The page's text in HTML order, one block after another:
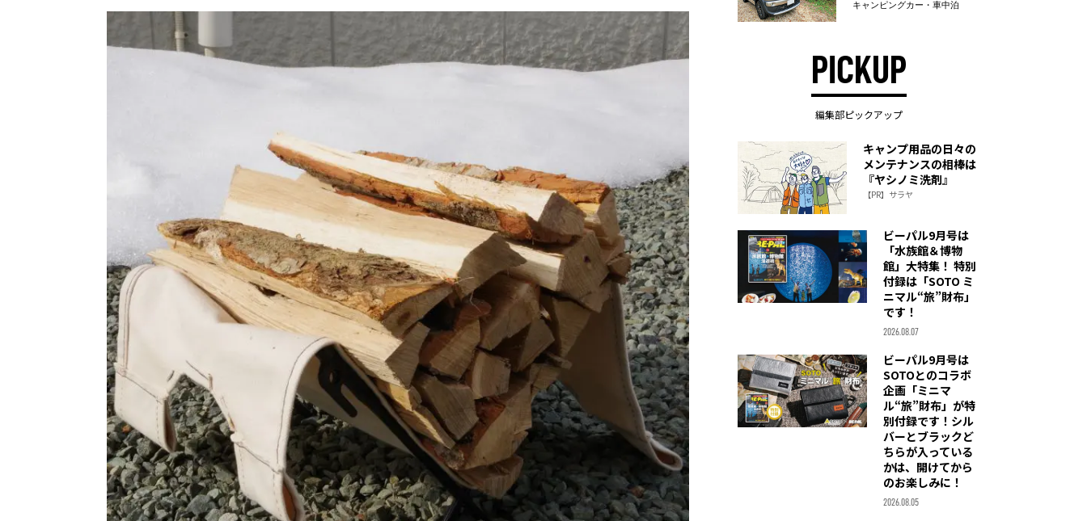
キャンピングカー・車中泊
PICKUP
編集部ピックアップ
キャンプ用品の日々の
メンテナンスの相棒は
『ヤシノミ洗剤』
【PR】サラヤ
ビーパル9月号は
「水族館＆博物
館」大特集！ 特別
付録は「SOTO ミ
ニマル“旅”財布」
です！
2026.08.07
ビーパル9月号は
SOTOとのコラボ
企画「ミニマ
ル“旅”財布」が特
別付録です！シル
バーとブラックど
ちらが入っている
かは、開けてから
のお楽しみに！
2026.08.05